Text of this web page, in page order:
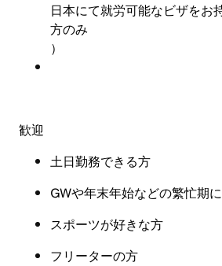
日本にて就労可能なビザをお
方のみ
）
歓迎
土日勤務できる方
GWや年末年始などの繁忙期
スポーツが好きな方
フリーターの方